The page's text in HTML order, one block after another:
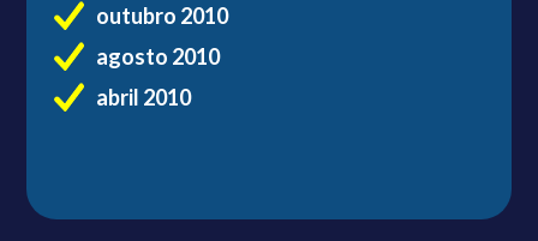
outubro 2010
agosto 2010
abril 2010